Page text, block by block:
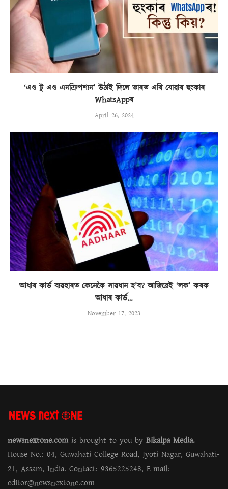
‘এণ্ড টু এণ্ড এনক্ৰিপশ্যন’ উঠাই দিলে ভাৰত এৰি যোৱাৰ হুংকাৰ
WhatsAppৰ
April 26, 2024
আধাৰ কাৰ্ড ব্যৱহাৰত কেনেকৈ সাৱধান হ’ব? আজিয়েই ‘লক’ কৰক
আধাৰ কাৰ্ড…
November 17, 2023
newsnextone.com is brought to you by Bikalpa Media.
House No.: 04, Guwahati College Road, Jyoti Nagar, Guwahati-
21, Assam, India. Contact: 9365225248, E-mail:
editor@newsnextone.com